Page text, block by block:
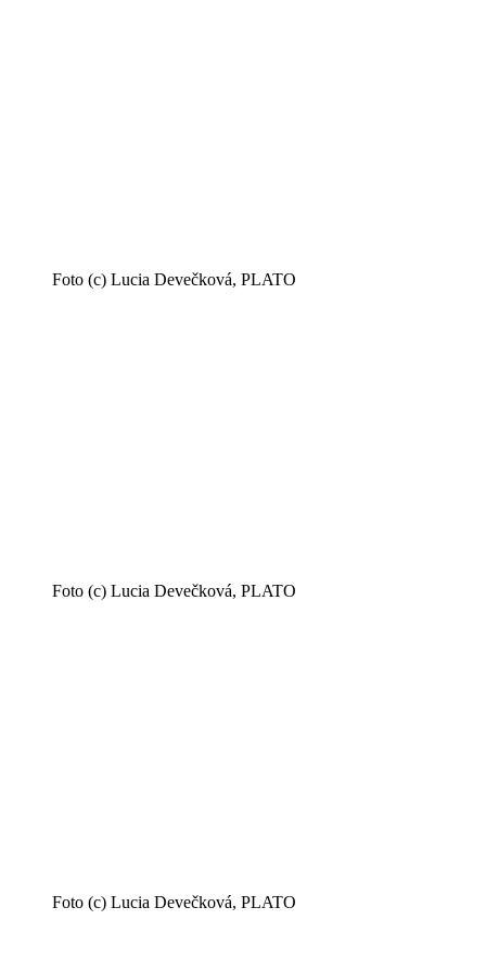
Foto (c) Lucia Devečková, PLATO
Foto (c) Lucia Devečková, PLATO
Foto (c) Lucia Devečková, PLATO